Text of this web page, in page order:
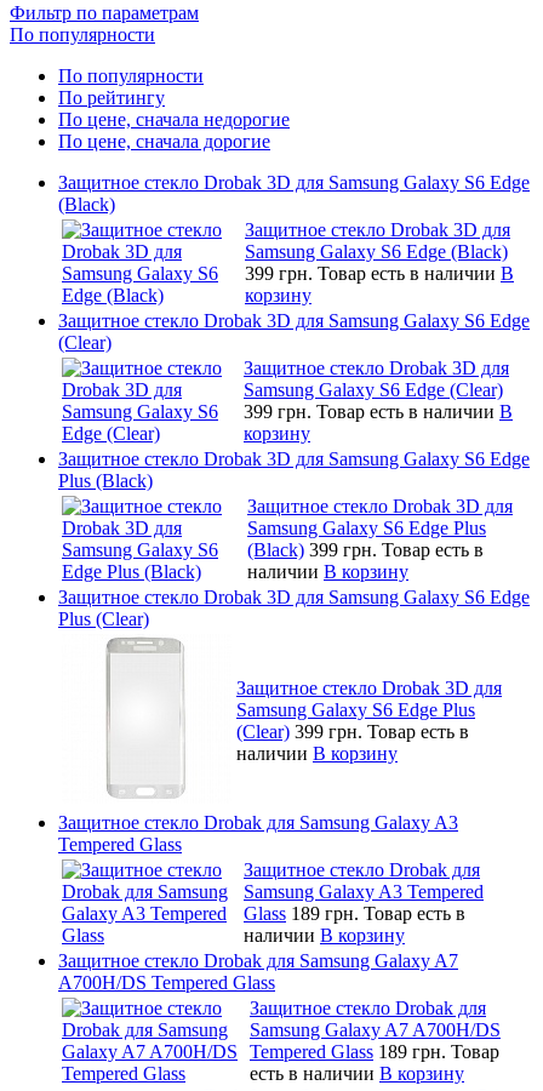
Фильтр по параметрам
По популярности
По популярности
По рейтингу
По цене, сначала недорогие
По цене, сначала дорогие
Защитное стекло Drobak 3D для Samsung Galaxy S6 Edge
(Black)
Защитное стекло Drobak 3D для
Samsung Galaxy S6 Edge (Black)
399 грн. Товар есть в наличии В
корзину
Защитное стекло Drobak 3D для Samsung Galaxy S6 Edge
(Clear)
Защитное стекло Drobak 3D для
Samsung Galaxy S6 Edge (Clear)
399 грн. Товар есть в наличии В
корзину
Защитное стекло Drobak 3D для Samsung Galaxy S6 Edge
Plus (Black)
Защитное стекло Drobak 3D для
Samsung Galaxy S6 Edge Plus
(Black) 399 грн. Товар есть в
наличии В корзину
Защитное стекло Drobak 3D для Samsung Galaxy S6 Edge
Plus (Clear)
Защитное стекло Drobak 3D для
Samsung Galaxy S6 Edge Plus
(Clear) 399 грн. Товар есть в
наличии В корзину
Защитное стекло Drobak для Samsung Galaxy A3
Tempered Glass
Защитное стекло Drobak для
Samsung Galaxy A3 Tempered
Glass 189 грн. Товар есть в
наличии В корзину
Защитное стекло Drobak для Samsung Galaxy A7
A700H/DS Tempered Glass
Защитное стекло Drobak для
Samsung Galaxy A7 A700H/DS
Tempered Glass 189 грн. Товар
есть в наличии В корзину